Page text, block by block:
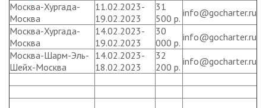
Москва-Хургада-
Москва
11.02.2023-
19.02.2023
31
500 р. info@gocharter.ru
Москва-Хургада-
Москва
14.02.2023-
19.02.2023
30
000 р. info@gocharter.ru
Москва-Шарм-Эль-
Шейх-Москва
14.02.2023-
18.02.2023
32
200 р. info@gocharter.ru